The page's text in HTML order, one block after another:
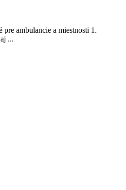
ambulancie a miestnosti 1.
...